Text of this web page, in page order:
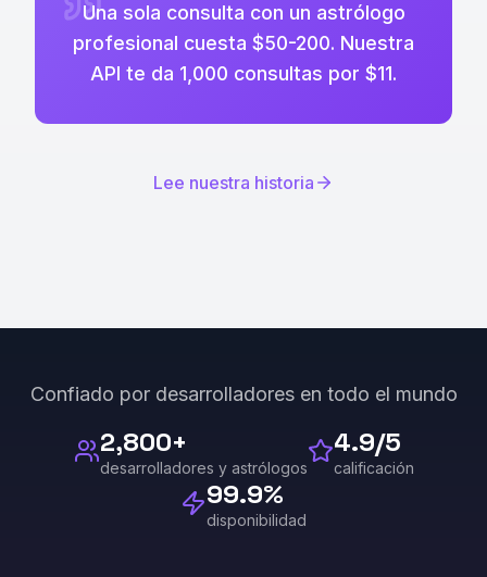
Una sola consulta con un astrólogo
profesional cuesta $50-200. Nuestra
API te da 1,000 consultas por $11.
Lee nuestra historia
Confiado por desarrolladores en todo el mundo
2,800+
desarrolladores y astrólogos
4.9/5
calificación
99.9%
disponibilidad